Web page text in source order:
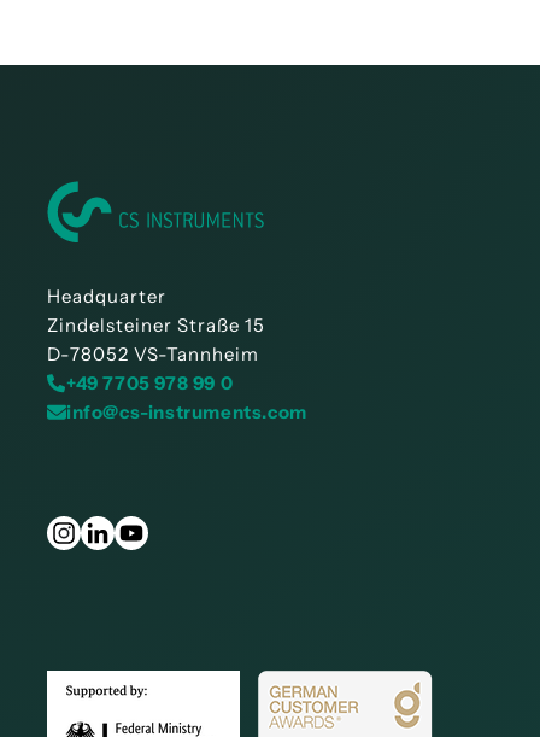
Headquarter
Zindelsteiner Straße 15
D-78052 VS-Tannheim
+49 7705 978 99 0
info@cs-instruments.com